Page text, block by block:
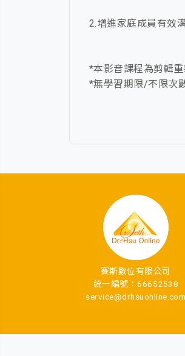
2.增進家庭成員有效
*本影音課程為剪輯
*無學習期限/不限次
賽斯數位有限公司
統一編號：66652538
service@drhsuonline.com